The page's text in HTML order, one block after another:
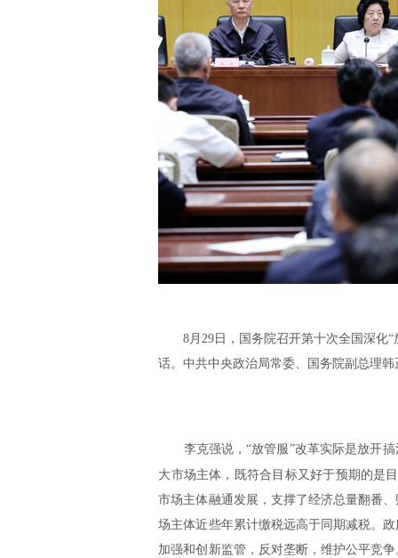
8月29日，国务院召开第十次全国深化
话。中共中央政治局常委、国务院副总理
李克强说 ，“放管服”改革实际是放开
大市场主体，既符合目标又好于预期的是
市场主体融通发展，支撑了经济总量翻番
场主体近些年累计缴税远高于同期减税。
加强和创新监管，反对垄断，维护公平竞